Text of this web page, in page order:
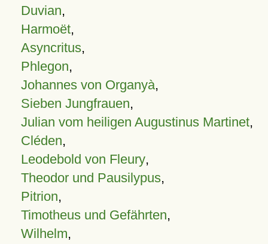
Duvian,
Harmoët,
Asyncritus,
Phlegon,
Johannes von Organyà,
Sieben Jungfrauen,
Julian vom heiligen Augustinus Martinet,
Cléden,
Leodebold von Fleury,
Theodor und Pausilypus,
Pitrion,
Timotheus und Gefährten,
Wilhelm,